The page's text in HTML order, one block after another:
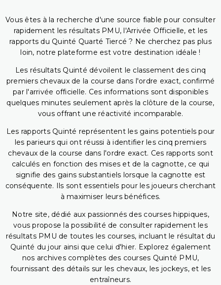
Vous êtes à la recherche d'une source fiable pour consulter
rapidement les résultats PMU, l'Arrivée Officielle, et les
rapports du Quinté Quarté Tiercé ? Ne cherchez pas plus
loin, notre plateforme est votre destination idéale !
Les résultats Quinté dévoilent le classement des cinq
premiers chevaux de la course dans l'ordre exact, confirmé
par l'arrivée officielle. Ces informations sont disponibles
quelques minutes seulement après la clôture de la course,
vous offrant une réactivité incomparable.
Les rapports Quinté représentent les gains potentiels pour
les parieurs qui ont réussi à identifier les cinq premiers
chevaux de la course dans l'ordre exact. Ces rapports sont
calculés en fonction des mises et de la cagnotte, ce qui
signifie des gains substantiels lorsque la cagnotte est
conséquente. Ils sont essentiels pour les joueurs cherchant
à maximiser leurs bénéfices.
Notre site, dédié aux passionnés des courses hippiques,
vous propose la possibilité de consulter rapidement les
résultats PMU de toutes les courses, incluant le résultat du
Quinté du jour ainsi que celui d'hier. Explorez également
nos archives complètes des courses Quinté PMU,
fournissant des détails sur les chevaux, les jockeys, et les
entraîneurs.